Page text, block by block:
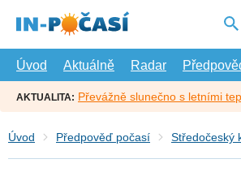
hlavní
Úvod
Aktuálně Radar
AKTUALITA: Převážně slunečno s letními
Úvod Předpověď počasí Středočeský